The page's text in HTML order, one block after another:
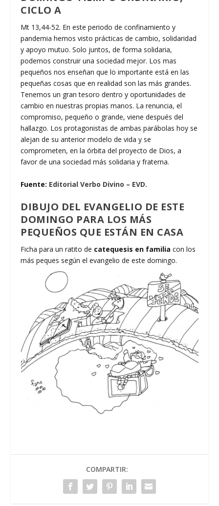
CICLO A
Mt 13,44-52. En este periodo de confinamiento y
pandemia hemos visto prácticas de cambio, solidaridad
y apoyo mutuo. Solo juntos, de forma solidaria,
podemos construir una sociedad mejor. Los mas
pequeños nos enseñan que lo importante está en las
pequeñas cosas que en realidad son las más grandes.
Tenemos un gran tesoro dentro y oportunidades de
cambio en nuestras propias manos. La renuncia, el
compromiso, pequeño o grande, viene después del
hallazgo. Los protagonistas de ambas parábolas hoy se
alejan de su anterior modelo de vida y se
comprometen, en la órbita del proyecto de Dios, a
favor de una sociedad más solidaria y fraterna.
Fuente: Editorial Verbo Divino – EVD.
DIBUJO DEL EVANGELIO DE ESTE
DOMINGO PARA LOS MÁS
PEQUEÑOS QUE ESTÁN EN CASA
Ficha para un ratito de catequesis en familia con los
más peques según el evangelio de este domingo.
COMPARTIR: